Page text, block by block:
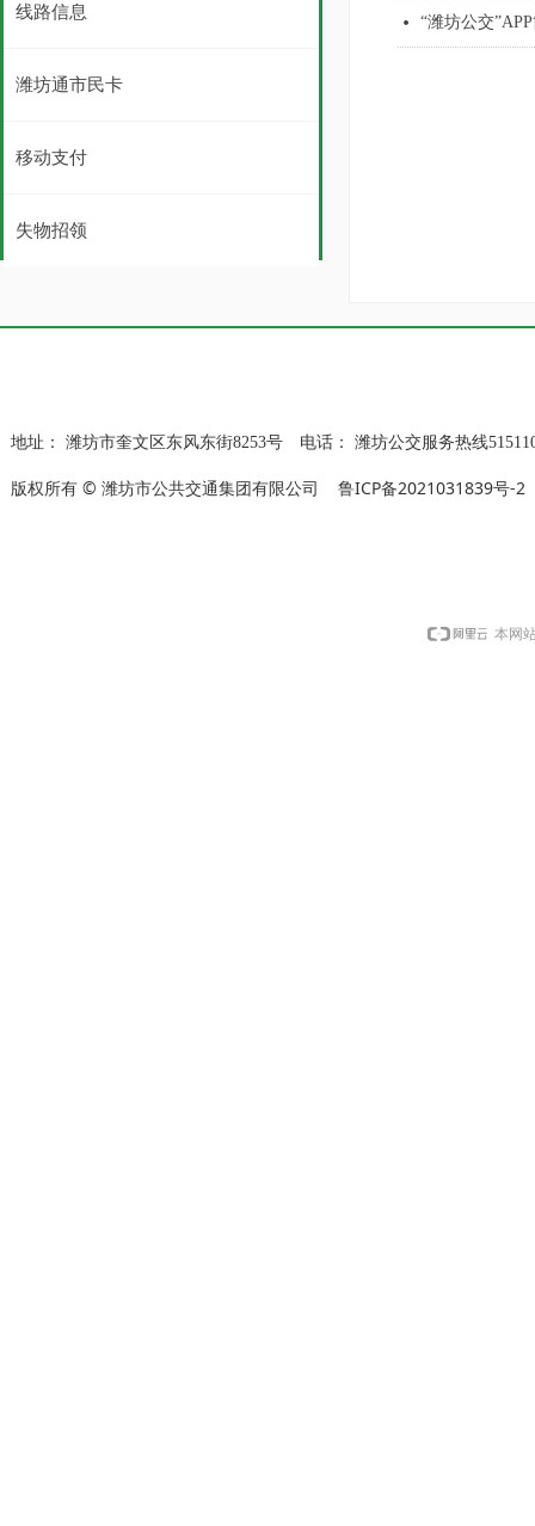
넸 “潍坊公交
线路信息
潍坊通市民卡
移动支付
失物招领
地址： 潍坊市奎文区东风东街8253号 电话： 潍坊公交服务热线
版权所有 © 潍坊市公共交通集团有限公司 鲁ICP备2021031839号-2
本网